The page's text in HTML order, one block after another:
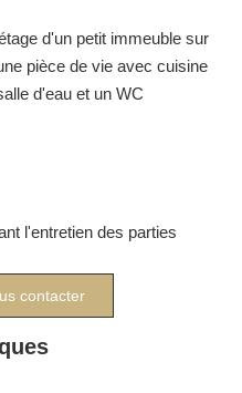
d'un petit immeuble sur
pièce de vie avec cuisine
d'eau et un WC
l'entretien des parties
contacter